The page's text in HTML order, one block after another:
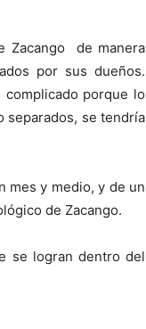
Zacango de manera
por sus dueños.
porque lo
separados, se tendría
mes y medio, y de un
de Zacango.
se logran dentro del